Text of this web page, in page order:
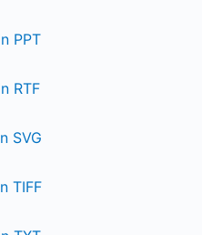
PPT
RTF
SVG
TIFF